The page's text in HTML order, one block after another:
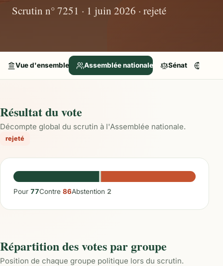
Scrutin n° 7251 · 1 juin 2026 · rejeté
Vue d'ensemble Assemblée nationale Sénat
Résultat du vote
Décompte global du scrutin à l'Assemblée nationale.
rejeté
Pour 77Contre 86Abstention 2
Répartition des votes par groupe
Position de chaque groupe politique lors du scrutin.